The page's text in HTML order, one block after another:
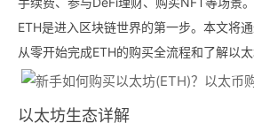
ETH是进入区块链世界的第一步。本文将
从零开始完成ETH的购买全流程和了解以太
以太坊生态详解